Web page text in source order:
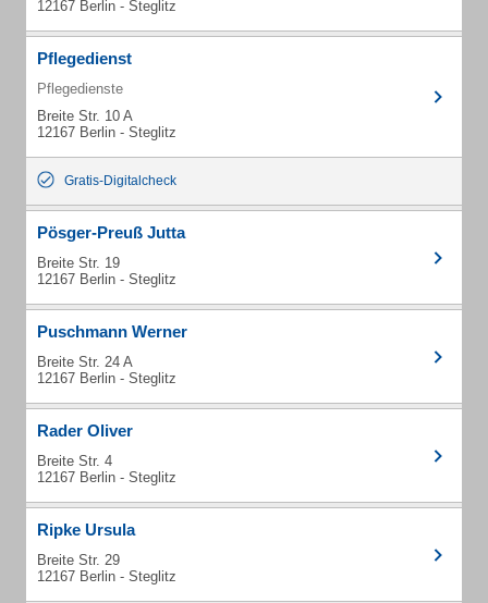
12167 Berlin - Steglitz
Pflegedienst
Pflegedienste
Breite Str. 10 A
12167 Berlin - Steglitz
Gratis-Digitalcheck
Pösger-Preuß Jutta
Breite Str. 19
12167 Berlin - Steglitz
Puschmann Werner
Breite Str. 24 A
12167 Berlin - Steglitz
Rader Oliver
Breite Str. 4
12167 Berlin - Steglitz
Ripke Ursula
Breite Str. 29
12167 Berlin - Steglitz